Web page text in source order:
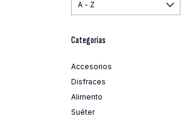
Categorías
Accesorios
Disfraces
Alimento
Suéter